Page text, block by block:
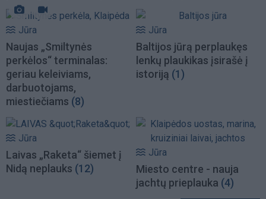
Jūra
Naujas „Smiltynės
perkėlos“ terminalas:
geriau keleiviams,
darbuotojams,
miestiečiams (8)
Jūra
Baltijos jūrą perplaukęs
lenkų plaukikas įsirašė į
istoriją (1)
Jūra
Laivas „Raketa“ šiemet į
Nidą neplauks (12)
Jūra
Miesto centre - nauja
jachtų prieplauka (4)